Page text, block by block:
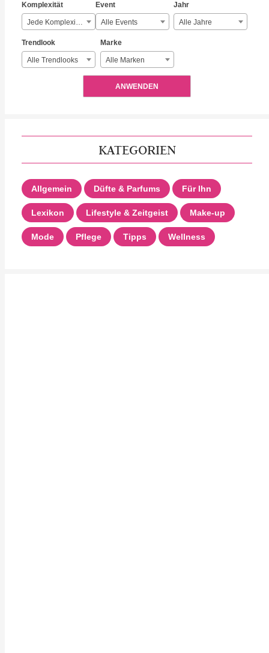
Komplexität
Jede Komplexität
Event
Alle Events
Jahr
Alle Jahre
Trendlook
Alle Trendlooks
Marke
Alle Marken
ANWENDEN
KATEGORIEN
Allgemein Düfte & Parfums Für Ihn
Lexikon Lifestyle & Zeitgeist Make-up
Mode Pflege Tipps Wellness